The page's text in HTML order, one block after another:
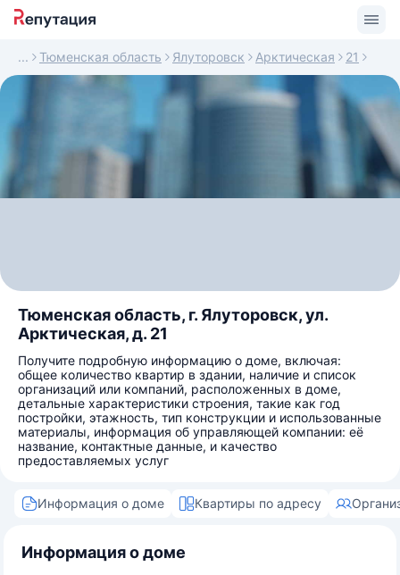
Тюменская область Ялуторовск Арктическая 21
Тюменская область, г. Ялуторовск, ул.
Арктическая, д. 21
Получите подробную информацию о доме, включая:
общее количество квартир в здании, наличие и список
организаций или компаний, расположенных в доме,
детальные характеристики строения, такие как год
постройки, этажность, тип конструкции и использованные
материалы, информация об управляющей компании: её
название, контактные данные, и качество
предоставляемых услуг
Информация о доме Квартиры по адресу
Информация о доме